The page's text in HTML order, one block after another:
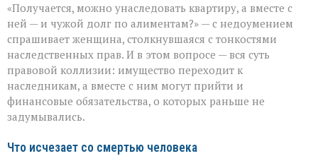
и
наследство:
проходит
граница
«Получается, можно унаследовать квартиру, а вместе с
ней — и чужой долг по алиментам?» — с недоумением
спрашивает женщина, столкнувшаяся с тонкостями
наследственных прав. И в этом вопросе — вся суть
правовой коллизии: имущество переходит к
наследникам, а вместе с ним могут прийти и
финансовые обязательства, о которых раньше не
задумывались.
Что исчезает со смертью человека